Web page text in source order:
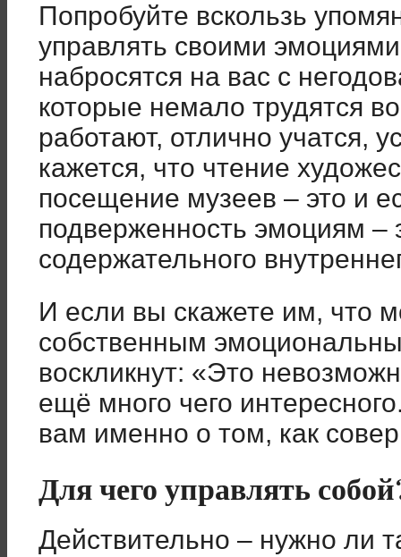
Попробуйте вскользь
управлять своими
набросятся на вас с
которые немало трудятся
работают, отлично учатся,
кажется, что чтение
посещение музеев – это и
подверженность эмоциям –
содержательного
И если вы скажете им, что
собственным
воскликнут: «Это
ещё много чего
вам именно о том, как
Для чего управлять
Действительно – нужно ли